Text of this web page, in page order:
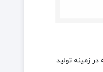
زمینه تولید